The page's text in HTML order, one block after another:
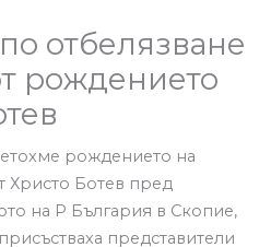
отбелязване
рождението
рождението на
Христо Ботев пред
на Р България в Скопие,
представители